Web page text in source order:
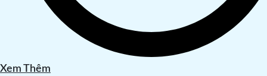
Xem Thêm